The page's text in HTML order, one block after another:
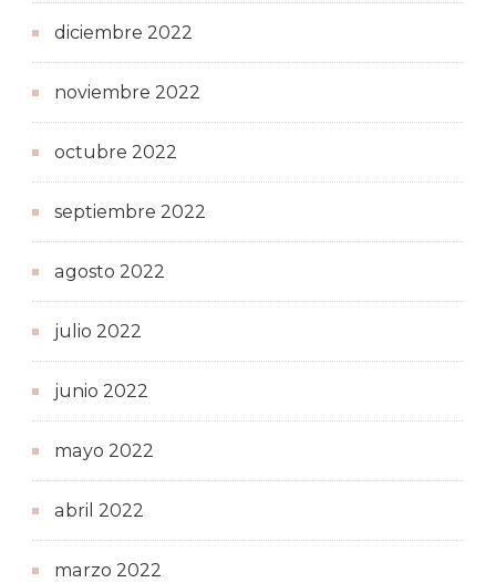
diciembre 2022
noviembre 2022
octubre 2022
septiembre 2022
agosto 2022
julio 2022
junio 2022
mayo 2022
abril 2022
marzo 2022